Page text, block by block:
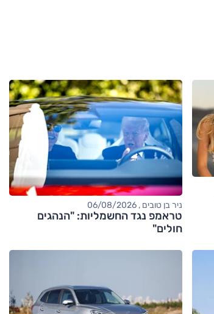
ניר בן טובים , 06/08/2026
טראמפ נגד החשמליות: "הנהגים
חולים"